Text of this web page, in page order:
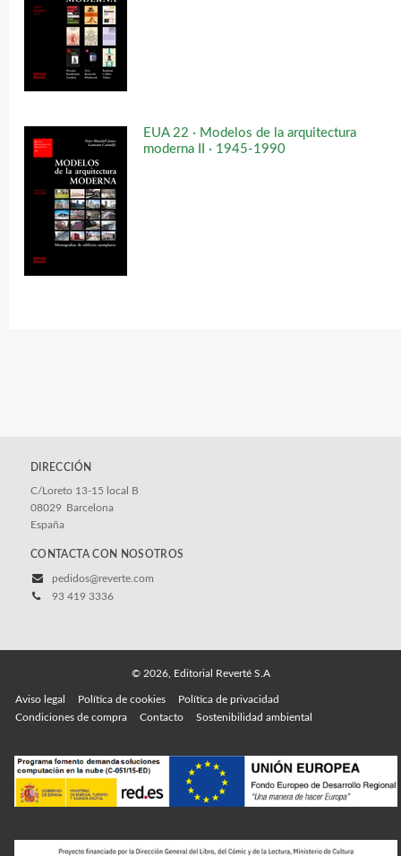
EUA 22 · Modelos de la arquitectura
moderna II · 1945-1990
DIRECCIÓN
C/Loreto 13-15 local B
08029 Barcelona
España
CONTACTA CON NOSOTROS
pedidos@reverte.com
93 419 3336
© 2026, Editorial Reverté S.A
Aviso legal Política de cookies
Política de privacidad
Condiciones de compra
Contacto Sostenibilidad ambiental